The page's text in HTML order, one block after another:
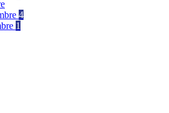
4
1